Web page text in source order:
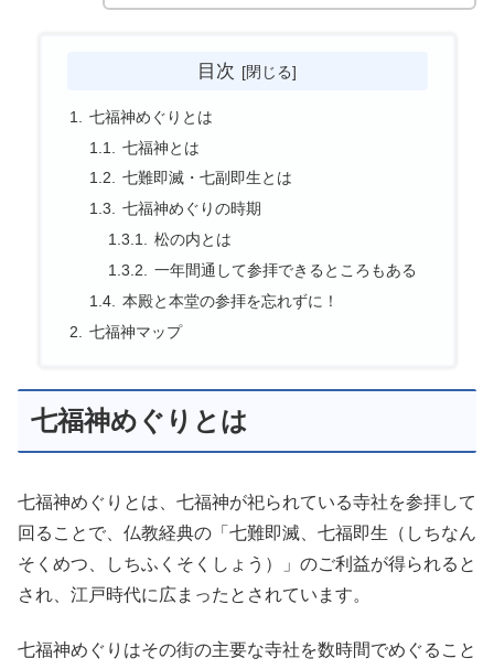
目次
七福神めぐりとは
七福神とは
七難即滅・七副即生とは
七福神めぐりの時期
松の内とは
一年間通して参拝できるところもある
本殿と本堂の参拝を忘れずに！
七福神マップ
七福神めぐりとは
七福神めぐりとは、七福神が祀られている寺社を参拝して
回ることで、仏教経典の「七難即滅、七福即生（しちなん
そくめつ、しちふくそくしょう）」のご利益が得られると
され、江戸時代に広まったとされています。
七福神めぐりはその街の主要な寺社を数時間でめぐること